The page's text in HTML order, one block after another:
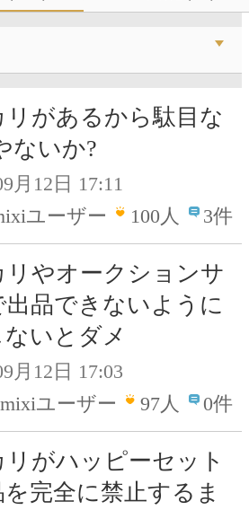
リがあるから駄目な
ないか?
月12日 17:11
ユーザー
100人 3件
リやオークションサ
出品できないように
いとダメ
月12日 17:03
mixiユーザー
97人 0件
リがハッピーセット
完全に禁止するま